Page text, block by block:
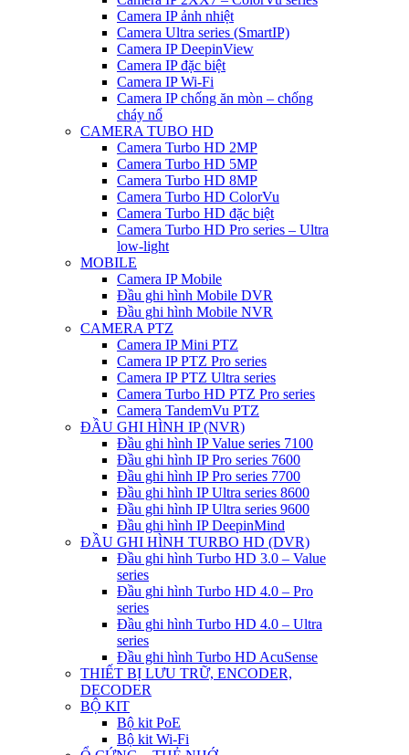
Camera IP ảnh nhiệt
Camera Ultra series (SmartIP)
Camera IP DeepinView
Camera IP đặc biệt
Camera IP Wi-Fi
Camera IP chống ăn mòn – chống
cháy nổ
CAMERA TUBO HD
Camera Turbo HD 2MP
Camera Turbo HD 5MP
Camera Turbo HD 8MP
Camera Turbo HD ColorVu
Camera Turbo HD đặc biệt
Camera Turbo HD Pro series – Ultra
low-light
MOBILE
Camera IP Mobile
Đầu ghi hình Mobile DVR
Đầu ghi hình Mobile NVR
CAMERA PTZ
Camera IP Mini PTZ
Camera IP PTZ Pro series
Camera IP PTZ Ultra series
Camera Turbo HD PTZ Pro series
Camera TandemVu PTZ
ĐẦU GHI HÌNH IP (NVR)
Đầu ghi hình IP Value series 7100
Đầu ghi hình IP Pro series 7600
Đầu ghi hình IP Pro series 7700
Đầu ghi hình IP Ultra series 8600
Đầu ghi hình IP Ultra series 9600
Đầu ghi hình IP DeepinMind
ĐẦU GHI HÌNH TURBO HD (DVR)
Đầu ghi hình Turbo HD 3.0 – Value
series
Đầu ghi hình Turbo HD 4.0 – Pro
series
Đầu ghi hình Turbo HD 4.0 – Ultra
series
Đầu ghi hình Turbo HD AcuSense
THIẾT BỊ LƯU TRỮ, ENCODER,
DECODER
BỘ KIT
Bộ kit PoE
Bộ kit Wi-Fi